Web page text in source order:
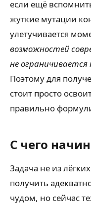
если ещё
жуткие мутации
улетучивается
возможностей
не
Поэтому для
стоит просто
правильно
С чего
Задача не из
получить
чудом, но сейчас